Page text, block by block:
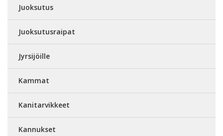
Juoksutus
Juoksutusraipat
Jyrsijöille
Kammat
Kanitarvikkeet
Kannukset